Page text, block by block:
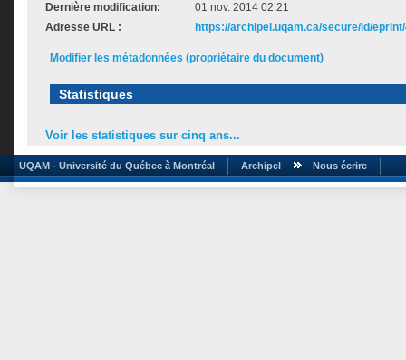
Dernière modification:
01 nov. 2014 02:21
Adresse URL :
https://archipel.uqam.ca/secure/id/
Modifier les métadonnées (propriétaire du document)
Statistiques
Voir les statistiques sur cinq ans...
UQAM - Université du Québec à Montréal Archipel Nous écrire